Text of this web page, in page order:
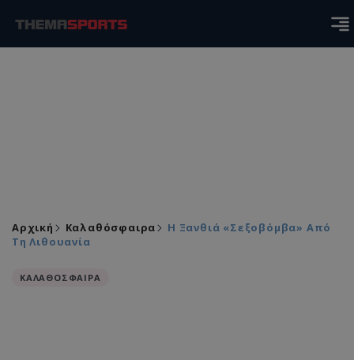
Αρχική Καλαθόσφαιρα
Η Ξανθιά «σεξοβόμβα» Από
Τη Λιθουανία
ΚΑΛΑΘΟΣΦΑΙΡΑ